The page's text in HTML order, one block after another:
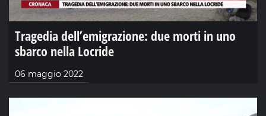
Tragedia dell’emigrazione: due morti in uno
sbarco nella Locride
06 maggio 2022